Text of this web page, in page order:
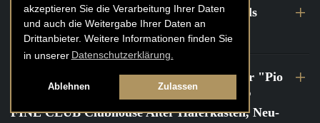
akzeptieren Sie die Verarbeitung Ihrer Daten
und auch die Weitergabe Ihrer Daten an
Drittanbieter. Weitere Informationen finden Sie
in unserer Datenschutzerklärung.
Ablehnen Zulassen
26. bis 27. Juli 2022| FINE CLUB Travels
Frankreich Champagne Kurztrip
| FINE CLUB Private Dinner "Pio
Cesare" mit Tochter Frederica Pio Boffa @
FINE CLUB Clubhouse Alter Haferkasten, Neu-